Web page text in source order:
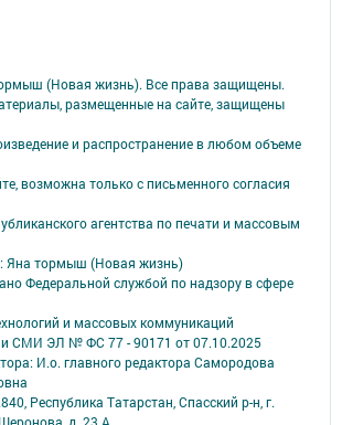
(Новая жизнь). Все права защищены.
размещенные на сайте, защищены
и распространение в любом объеме
возможна только с письменного согласия
агентства по печати и массовым
Яна тормыш (Новая жизнь)
Федеральной службой по надзору в сфере
и массовых коммуникаций
СМИ ЭЛ № ФС 77 - 90171 от 07.10.2025
И.о. главного редактора Самородова
Республика Татарстан, Спасский р-н, г.